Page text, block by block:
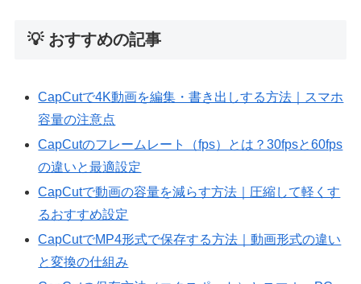
💡 おすすめの記事
CapCutで4K動画を編集・書き出しする方法｜スマホ
容量の注意点
CapCutのフレームレート（fps）とは？30fpsと60fps
の違いと最適設定
CapCutで動画の容量を減らす方法｜圧縮して軽くす
るおすすめ設定
CapCutでMP4形式で保存する方法｜動画形式の違い
と変換の仕組み